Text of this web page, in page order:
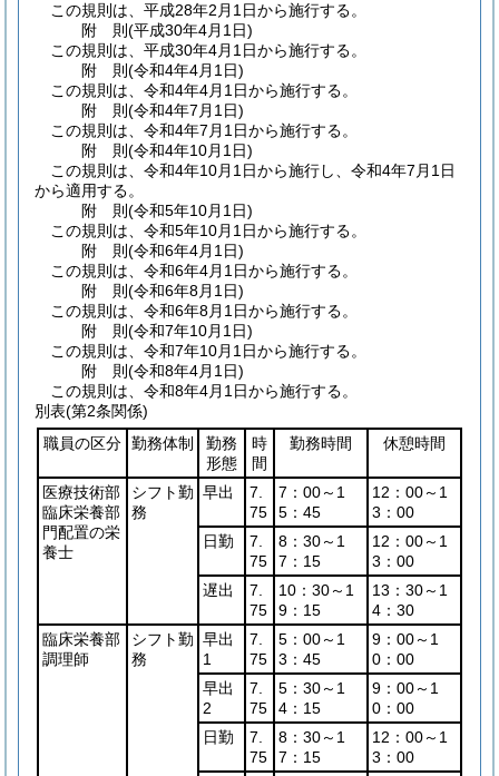
この規則は、平成28年2月1日から施行する。
附 則(平成30年4月1日)
この規則は、平成30年4月1日から施行する。
附 則(令和4年4月1日)
この規則は、令和4年4月1日から施行する。
附 則(令和4年7月1日)
この規則は、令和4年7月1日から施行する。
附 則(令和4年10月1日)
この規則は、令和4年10月1日から施行し、令和4年7月1日
から適用する。
附 則(令和5年10月1日)
この規則は、令和5年10月1日から施行する。
附 則(令和6年4月1日)
この規則は、令和6年4月1日から施行する。
附 則(令和6年8月1日)
この規則は、令和6年8月1日から施行する。
附 則(令和7年10月1日)
この規則は、令和7年10月1日から施行する。
附 則(令和8年4月1日)
この規則は、令和8年4月1日から施行する。
別表(第2条関係)
職員の区分 勤務体制
勤務
形態
時
間
勤務時間 休憩時間
医療技術部
臨床栄養部
門配置の栄
養士
シフト勤
務
早出
7.
75
7：00～1
5：45
12：00～1
3：00
日勤
7.
75
8：30～1
7：15
12：00～1
3：00
遅出
7.
75
10：30～1
9：15
13：30～1
4：30
臨床栄養部
調理師
シフト勤
務
早出
1
7.
75
5：00～1
3：45
9：00～1
0：00
早出
2
7.
75
5：30～1
4：15
9：00～1
0：00
日勤
7.
75
8：30～1
7：15
12：00～1
3：00